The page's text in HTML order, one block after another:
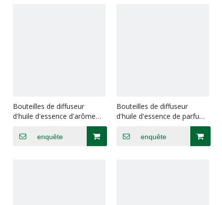
Bouteilles de diffuseur
d'huile d'essence d'arôme
transparentes carrées de 50
ml
enquête
Bouteilles de diffuseur
d'huile d'essence de parfum
enquête